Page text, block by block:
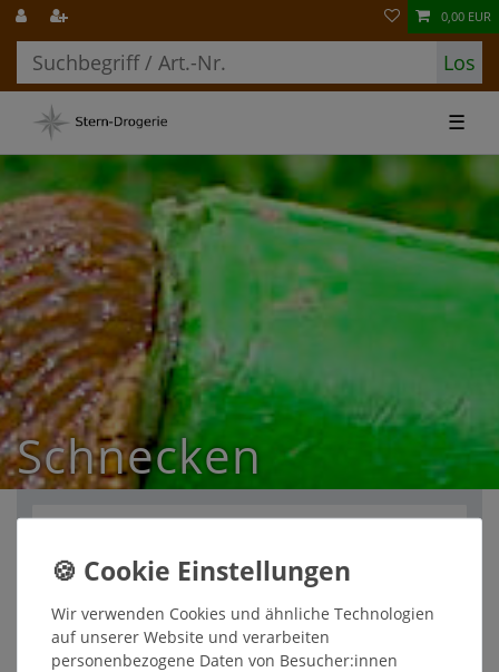
Los
0,00 EUR
☰
Schnecken
Filter
Wir verwenden Cookies und ähnliche Technologien
auf unserer Website und verarbeiten
personenbezogene Daten von Besucher:innen